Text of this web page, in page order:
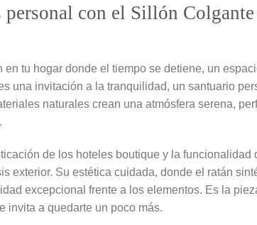
personal con el Sillón
en tu hogar donde el tiempo se detiene, un
una invitación a la tranquilidad, un santuario
naturales crean una atmósfera serena,
de los hoteles boutique y la
exterior. Su estética cuidada, donde el ratán
excepcional frente a los elementos. Es la
invita a quedarte un poco más.